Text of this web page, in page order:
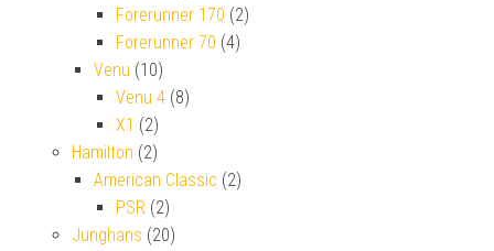
Forerunner 170 (2)
Forerunner 70 (4)
Venu (10)
Venu 4 (8)
X1 (2)
Hamilton (2)
American Classic (2)
PSR (2)
Junghans (20)